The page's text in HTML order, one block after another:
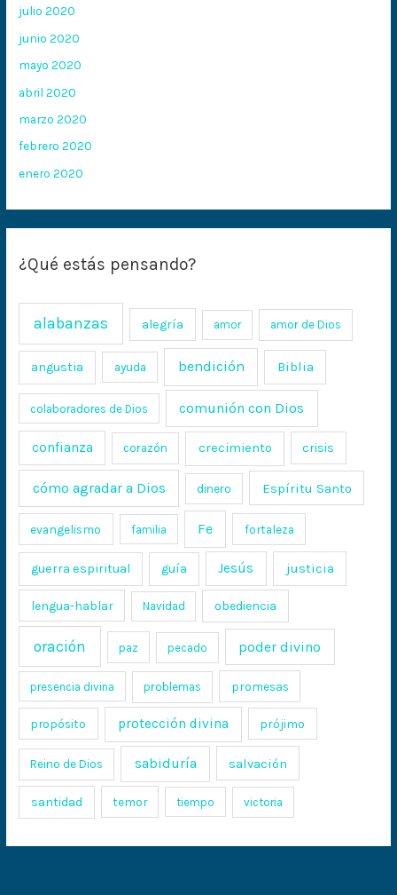
julio 2020
junio 2020
mayo 2020
abril 2020
marzo 2020
febrero 2020
enero 2020
¿Qué estás pensando?
alabanzas alegría amor amor de Dios
angustia ayuda bendición Biblia
colaboradores de Dios comunión con Dios
confianza corazón crecimiento crisis
cómo agradar a Dios dinero Espíritu Santo
evangelismo familia Fe fortaleza
guerra espiritual guía Jesús justicia
lengua-hablar Navidad obediencia
oración paz pecado poder divino
presencia divina problemas promesas
propósito protección divina prójimo
Reino de Dios sabiduría salvación
santidad temor tiempo victoria